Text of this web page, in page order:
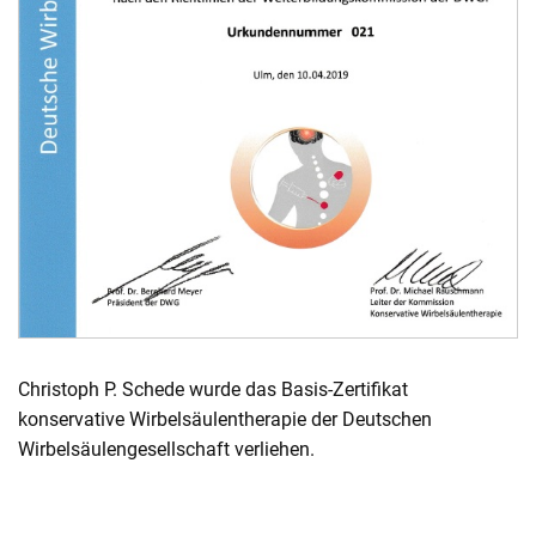
Christoph P. Schede wurde das Basis-Zertifikat
konservative Wirbelsäulentherapie der Deutschen
Wirbelsäulengesellschaft verliehen.